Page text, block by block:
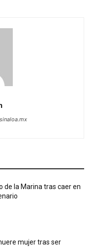
de la Marina tras caer en
mujer tras ser